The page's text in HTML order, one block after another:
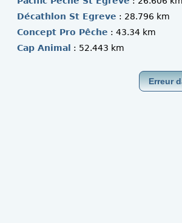
Décathlon St Egreve : 28.796 km
Concept Pro Pêche : 43.34 km
Cap Animal
: 52.443 km
Erreur